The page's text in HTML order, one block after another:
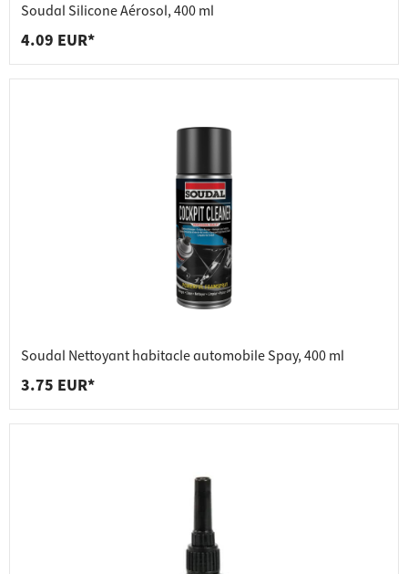
Soudal Silicone Aérosol, 400 ml
4.09 EUR*
Soudal Nettoyant habitacle automobile Spay, 400 ml
3.75 EUR*